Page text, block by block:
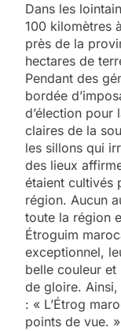
Dans les
100 kilomètres
près de la
hectares de
Pendant des
bordée
d’élection pour
claires de la
les sillons qui
des lieux
étaient cultivés
région. Aucun
toute la région
Étroguim
exceptionnel,
belle couleur et
de gloire. Ainsi,
: « L’Étrog
points de vue. »